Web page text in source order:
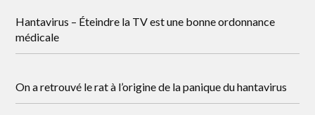
Hantavirus – Éteindre la TV est une bonne ordonnance
médicale
On a retrouvé le rat à l’origine de la panique du hantavirus